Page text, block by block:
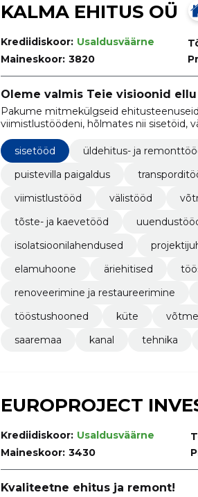
KALMA EHITUS OÜ
Krediidiskoor: Usaldusväärne
Maineskoor: 3820
Oleme valmis Teie visioonid
Pakume mitmekülgseid
viimistlustöödeni, hõlmates nii sisetöid,
sisetööd üldehitus- ja
puistevilla paigaldus
viimistlustööd
välistööd
tõste- ja kaevetööd
isolatsioonilahendused
elamuhoone
äriehitised
renoveerimine ja restaureerimine
tööstushooned
küte
saaremaa
kanal tehnika
EUROPROJECT
Krediidiskoor: Usaldusväärne
Maineskoor: 3430
Kvaliteetne ehitus ja remont!